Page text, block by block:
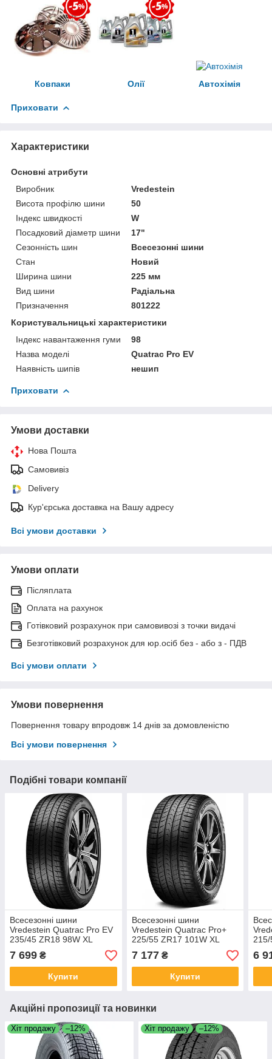
Ковпаки Олії Автохімія
Приховати
Характеристики
Основні атрибути
Виробник
Vredestein
Висота профілю шини
50
Індекс швидкості
W
Посадковий діаметр шини
17"
Сезонність шин
Всесезонні шини
Стан
Новий
Ширина шини
225 мм
Вид шини
Радіальна
Призначення
801222
Користувальницькі характеристики
Індекс навантаження гуми
98
Назва моделі
Quatrac Pro EV
Наявність шипів
нешип
Приховати
Умови доставки
Нова Пошта
Самовивіз
Delivery
Кур'єрська доставка на Вашу адресу
Всі умови доставки
Умови оплати
Післяплата
Оплата на рахунок
Готівковий розрахунок при самовивозі з точки видачі
Безготівковий розрахунок для юр.осіб без - або з - ПДВ
Всі умови оплати
Умови повернення
Повернення товару впродовж 14 днів за домовленістю
Всі умови повернення
Подібні товари компанії
Всесезонні шини
Vredestein Quatrac Pro EV
235/45 ZR18 98W XL
7 699 ₴
Купити
Всесезонні шини
Vredestein Quatrac Pro+
225/55 ZR17 101W XL
7 177₴
Купити
215/
6
Акційні пропозиції та новинки
Хіт продажу –12% Хіт продажу –12%